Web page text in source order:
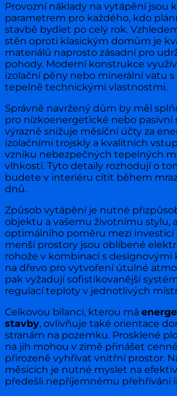
Provozní náklady na vytápění jsou
parametrem pro každého, kdo
stavbě bydlet po celý rok.
stěn oproti klasickým domům je
materiálů naprosto zásadní pro
pohody. Moderní konstrukce
izolační pěny nebo minerální vatu
tepelně technickými vlastnostmi.
Správně navržený dům by měl
pro nízkoenergetické nebo pasivní
výrazně snižuje měsíční účty za
izolačními trojskly a kvalitních
vzniku nebezpečných tepelných
vlhkosti. Tyto detaily rozhodují o
budete v interiéru cítit během
dnů.
Způsob vytápění je nutné
objektu a vašemu životnímu stylu,
optimálního poměru mezi investicí
menší prostory jsou oblíbené
rohože v kombinaci s
na dřevo pro vytvoření útulné
pak vyžadují sofistikovanější
regulací teploty v jednotlivých
Celkovou bilanci, kterou má
stavby, ovlivňuje také orientace
stranám na pozemku. Prosklené
na jih mohou v zimě přinášet
přirozeně vyhřívat vnitřní prostor.
měsících je nutné myslet na
předešli nepříjemnému přehřívání